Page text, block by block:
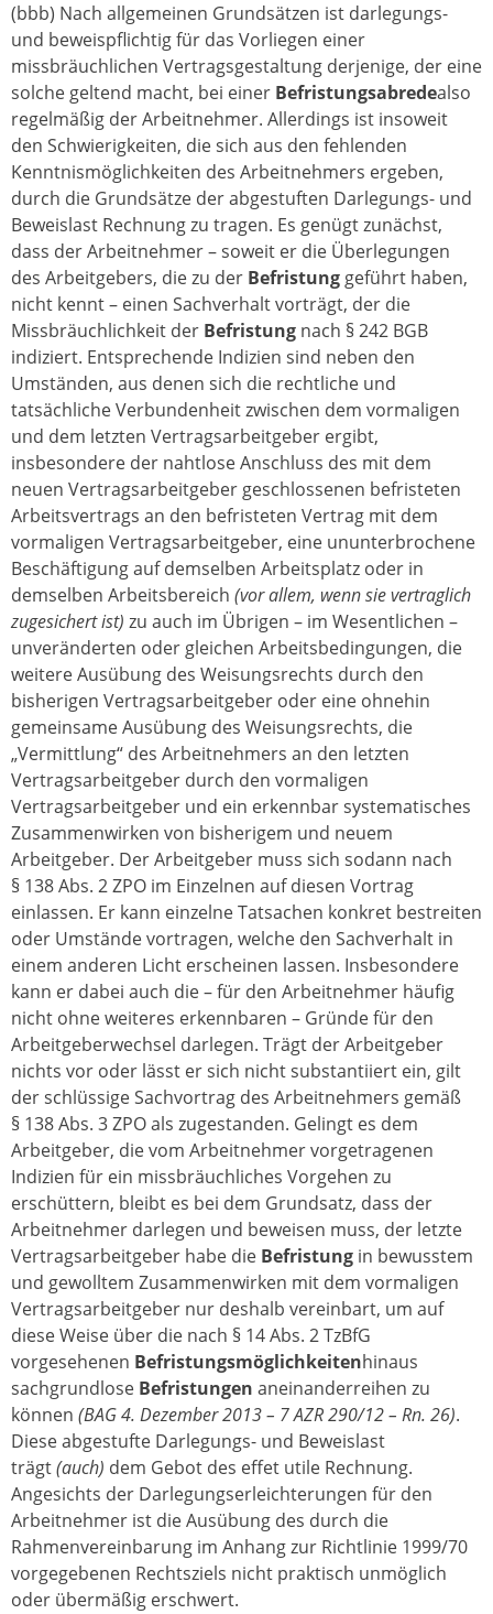
(bbb) Nach allgemeinen Grundsätzen ist darlegungs-
und beweispflichtig für das Vorliegen einer
missbräuchlichen Vertragsgestaltung derjenige, der eine
solche geltend macht, bei einer Befristungsabredealso
regelmäßig der Arbeitnehmer. Allerdings ist insoweit
den Schwierigkeiten, die sich aus den fehlenden
Kenntnismöglichkeiten des Arbeitnehmers ergeben,
durch die Grundsätze der abgestuften Darlegungs- und
Beweislast Rechnung zu tragen. Es genügt zunächst,
dass der Arbeitnehmer – soweit er die Überlegungen
des Arbeitgebers, die zu der Befristunggeführt haben,
nicht kennt – einen Sachverhalt vorträgt, der die
Missbräuchlichkeit der Befristung nach § 242 BGB
indiziert. Entsprechende Indizien sind neben den
Umständen, aus denen sich die rechtliche und
tatsächliche Verbundenheit zwischen dem vormaligen
und dem letzten Vertragsarbeitgeber ergibt,
insbesondere der nahtlose Anschluss des mit dem
neuen Vertragsarbeitgeber geschlossenen befristeten
Arbeitsvertrags an den befristeten Vertrag mit dem
vormaligen Vertragsarbeitgeber, eine ununterbrochene
Beschäftigung auf demselben Arbeitsplatz oder in
demselben Arbeitsbereich (vor allem, wenn sie vertraglich
zugesichert ist) zu auch im Übrigen – im Wesentlichen –
unveränderten oder gleichen Arbeitsbedingungen, die
weitere Ausübung des Weisungsrechts durch den
bisherigen Vertragsarbeitgeber oder eine ohnehin
gemeinsame Ausübung des Weisungsrechts, die
„Vermittlung“ des Arbeitnehmers an den letzten
Vertragsarbeitgeber durch den vormaligen
Vertragsarbeitgeber und ein erkennbar systematisches
Zusammenwirken von bisherigem und neuem
Arbeitgeber. Der Arbeitgeber muss sich sodann nach
§ 138 Abs. 2 ZPO im Einzelnen auf diesen Vortrag
einlassen. Er kann einzelne Tatsachen konkret bestreiten
oder Umstände vortragen, welche den Sachverhalt in
einem anderen Licht erscheinen lassen. Insbesondere
kann er dabei auch die – für den Arbeitnehmer häufig
nicht ohne weiteres erkennbaren – Gründe für den
Arbeitgeberwechsel darlegen. Trägt der Arbeitgeber
nichts vor oder lässt er sich nicht substantiiert ein, gilt
der schlüssige Sachvortrag des Arbeitnehmers gemäß
§ 138 Abs. 3 ZPO als zugestanden. Gelingt es dem
Arbeitgeber, die vom Arbeitnehmer vorgetragenen
Indizien für ein missbräuchliches Vorgehen zu
erschüttern, bleibt es bei dem Grundsatz, dass der
Arbeitnehmer darlegen und beweisen muss, der letzte
Vertragsarbeitgeber habe die Befristung in bewusstem
und gewolltem Zusammenwirken mit dem vormaligen
Vertragsarbeitgeber nur deshalb vereinbart, um auf
diese Weise über die nach § 14 Abs. 2 TzBfG
vorgesehenen Befristungsmöglichkeitenhinaus
sachgrundlose Befristungen aneinanderreihen zu
können (BAG 4. Dezember 2013 – 7 AZR 290/12 – Rn. 26).
Diese abgestufte Darlegungs- und Beweislast
trägt(auch) dem Gebot des effet utile Rechnung.
Angesichts der Darlegungserleichterungen für den
Arbeitnehmer ist die Ausübung des durch die
Rahmenvereinbarung im Anhang zur Richtlinie 1999/70
vorgegebenen Rechtsziels nicht praktisch unmöglich
oder übermäßig erschwert.